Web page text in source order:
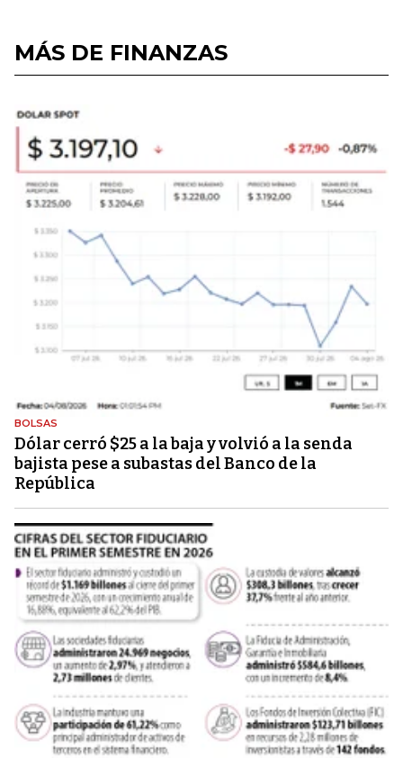
MÁS DE FINANZAS
BOLSAS
Dólar cerró $25 a la baja y volvió a la senda
bajista pese a subastas del Banco de la
República